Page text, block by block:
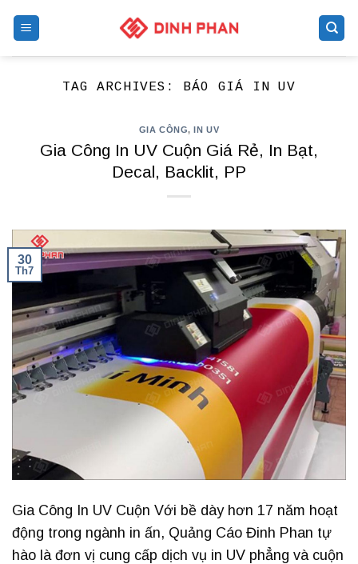
TAG ARCHIVES: BÁO GIÁ IN UV
GIA CÔNG,IN UV
Gia Công In UV Cuộn Giá Rẻ, In Bạt,
Decal, Backlit, PP
30
Th7
Gia Công In UV Cuộn Với bề dày hơn 17 năm hoạt
động trong ngành in ấn, Quảng Cáo Đinh Phan tự
hào là đơn vị cung cấp dịch vụ in UV phẳng và cuộn